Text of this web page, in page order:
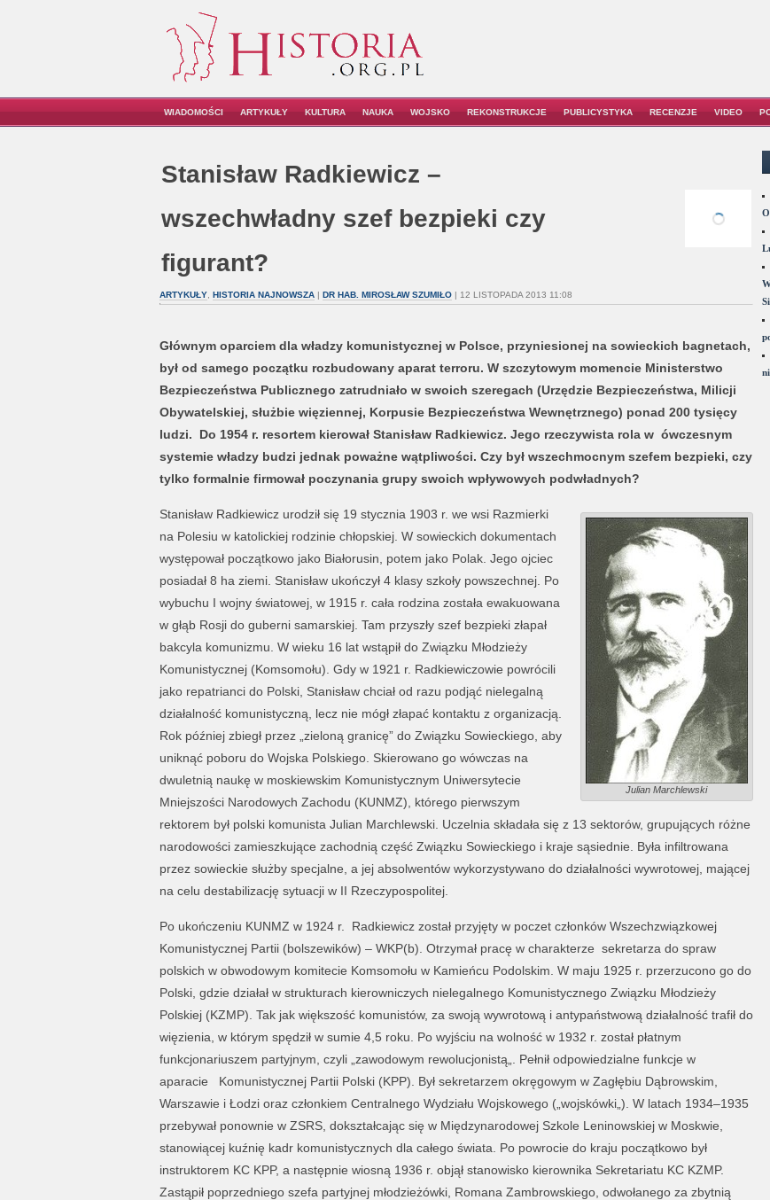
WIADOMOŚCI ARTYKUŁY KULTURA NAUKA WOJSKO REKONSTRUKCJE PUBLICYSTYKA RECENZJE VIDEO
Stanisław Radkiewicz –
wszechwładny szef bezpieki czy
figurant?
ARTYKUŁY, HISTORIA NAJNOWSZA| DR HAB. MIROSŁAW SZUMIŁO| 12 LISTOPADA 2013 11:08
Głównym oparciem dla władzy komunistycznej w Polsce, przyniesionej na sowieckich bagnetach,
był od samego początku rozbudowany aparat terroru. W szczytowym momencie Ministerstwo
Bezpieczeństwa Publicznego zatrudniało w swoich szeregach (Urzędzie Bezpieczeństwa, Milicji
Obywatelskiej, służbie więziennej, Korpusie Bezpieczeństwa Wewnętrznego) ponad 200 tysięcy
ludzi. Do 1954 r. resortem kierował Stanisław Radkiewicz. Jego rzeczywista rola w ówczesnym
systemie władzy budzi jednak poważne wątpliwości. Czy był wszechmocnym szefem bezpieki, czy
tylko formalnie firmował poczynania grupy swoich wpływowych podwładnych?
Julian Marchlewski
Stanisław Radkiewicz urodził się 19 stycznia 1903 r. we wsi Razmierki
na Polesiu w katolickiej rodzinie chłopskiej. W sowieckich dokumentach
występował początkowo jako Białorusin, potem jako Polak. Jego ojciec
posiadał 8 ha ziemi. Stanisław ukończył 4 klasy szkoły powszechnej. Po
wybuchu I wojny światowej, w 1915 r. cała rodzina została ewakuowana
w głąb Rosji do guberni samarskiej. Tam przyszły szef bezpieki złapał
bakcyla komunizmu. W wieku 16 lat wstąpił do Związku Młodzieży
Komunistycznej (Komsomołu). Gdy w 1921 r. Radkiewiczowie powrócili
jako repatrianci do Polski, Stanisław chciał od razu podjąć nielegalną
działalność komunistyczną, lecz nie mógł złapać kontaktu z organizacją.
Rok później zbiegł przez „zieloną granicę” do Związku Sowieckiego, aby
uniknąć poboru do Wojska Polskiego. Skierowano go wówczas na
dwuletnią naukę w moskiewskim Komunistycznym Uniwersytecie
Mniejszości Narodowych Zachodu (KUNMZ), którego pierwszym
rektorem był polski komunista Julian Marchlewski. Uczelnia składała się z 13 sektorów, grupujących różne
narodowości zamieszkujące zachodnią część Związku Sowieckiego i kraje sąsiednie. Była infiltrowana
przez sowieckie służby specjalne, a jej absolwentów wykorzystywano do działalności wywrotowej, mającej
na celu destabilizację sytuacji w II Rzeczypospolitej.
Po ukończeniu KUNMZ w 1924 r. Radkiewicz został przyjęty w poczet członków Wszechzwiązkowej
Komunistycznej Partii (bolszewików) – WKP(b). Otrzymał pracę w charakterze sekretarza do spraw
polskich w obwodowym komitecie Komsomołu w Kamieńcu Podolskim. W maju 1925 r. przerzucono go do
Polski, gdzie działał w strukturach kierowniczych nielegalnego Komunistycznego Związku Młodzieży
Polskiej (KZMP). Tak jak większość komunistów, za swoją wywrotową i antypaństwową działalność trafił do
więzienia, w którym spędził w sumie 4,5 roku. Po wyjściu na wolność w 1932 r. został płatnym
funkcjonariuszem partyjnym, czyli „zawodowym rewolucjonistą„. Pełnił odpowiedzialne funkcje w
aparacie Komunistycznej Partii Polski (KPP). Był sekretarzem okręgowym w Zagłębiu Dąbrowskim,
Warszawie i Łodzi oraz członkiem Centralnego Wydziału Wojskowego („wojskówki„). W latach 1934–1935
przebywał ponownie w ZSRS, dokształcając się w Międzynarodowej Szkole Leninowskiej w Moskwie,
stanowiącej kuźnię kadr komunistycznych dla całego świata. Po powrocie do kraju początkowo był
instruktorem KC KPP, a następnie wiosną 1936 r. objął stanowisko kierownika Sekretariatu KC KZMP.
Zastąpił poprzedniego szefa partyjnej młodzieżówki, Romana Zambrowskiego, odwołanego za zbytnią